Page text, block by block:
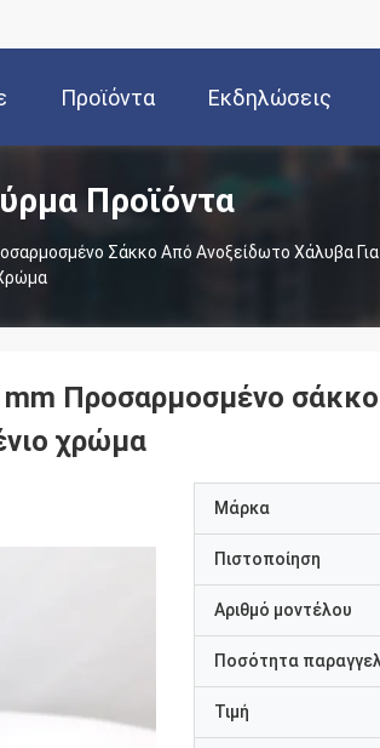
Προϊόντα Εκδηλώσεις
Προϊόντα
Σάκκο Από Ανοξείδωτο Χάλυβα
Προσαρμοσμένο
χρώμα
Μάρκα
Πιστοποίηση
Αριθμό μοντέλου
Ποσότητα
Τιμή